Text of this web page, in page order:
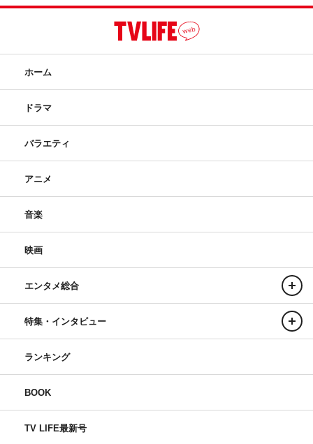
ホーム
ドラマ
バラエティ
アニメ
音楽
映画
エンタメ総合
特集・インタビュー
ランキング
BOOK
TV LIFE最新号